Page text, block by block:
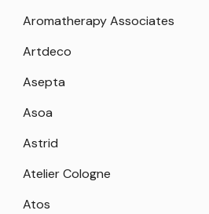
Aromatherapy Associates
Artdeco
Asepta
Asoa
Astrid
Atelier Cologne
Atos